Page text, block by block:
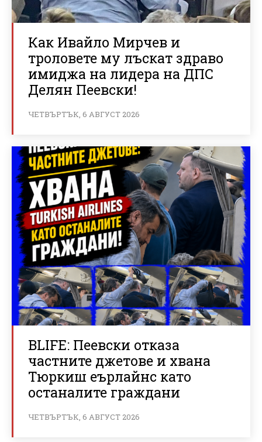
Как Ивайло Мирчев и
троловете му лъскат здраво
имиджа на лидера на ДПС
Делян Пеевски!
ЧЕТВЪРТЪК, 6 АВГУСТ 2026
BLIFE: Пеевски отказа
частните джетове и хвана
Тюркиш еърлайнс като
останалите граждани
ЧЕТВЪРТЪК, 6 АВГУСТ 2026